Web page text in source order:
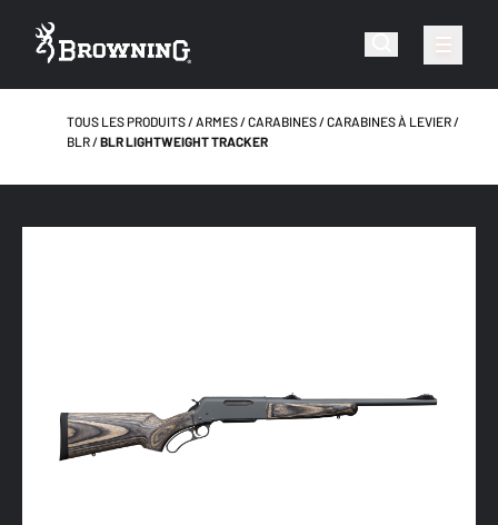
TOUS LES PRODUITS ARMES CARABINES
CARABINES À LEVIER
BLR
BLR LIGHTWEIGHT TRACKER